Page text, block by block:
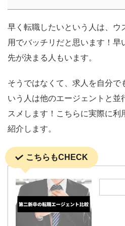
早く転職したいという人は、ウ
用でバッチリだと思います！
先が決まる人もいます。
そうではなくて、求人を自分で
いう人は他のエージェントと並
スメします！こちらに実際に
紹介します。
こちらもCHECK